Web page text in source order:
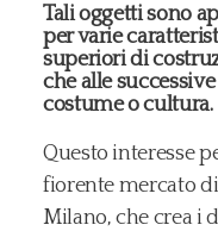
Tali oggetti sono
per varie
superiori di
che alle
costume o cultura.
Questo interesse
fiorente mercato
Milano, che crea i